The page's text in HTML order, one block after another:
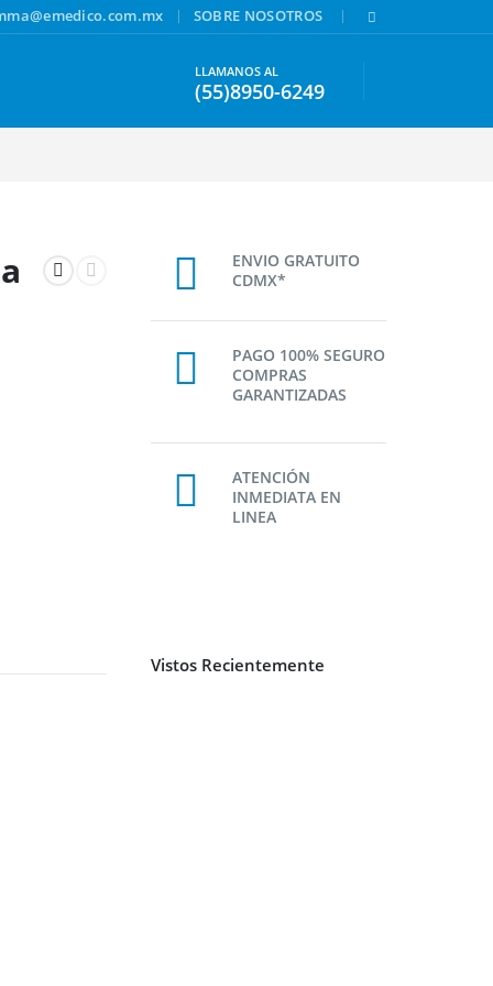
| SOBRE NOSOTROS |
LLAMANOS AL
(55)8950-6249
ENVIO GRATUITO
CDMX*
PAGO 100% SEGURO
COMPRAS
GARANTIZADAS
ATENCIÓN
INMEDIATA EN
LINEA
Vistos Recientemente